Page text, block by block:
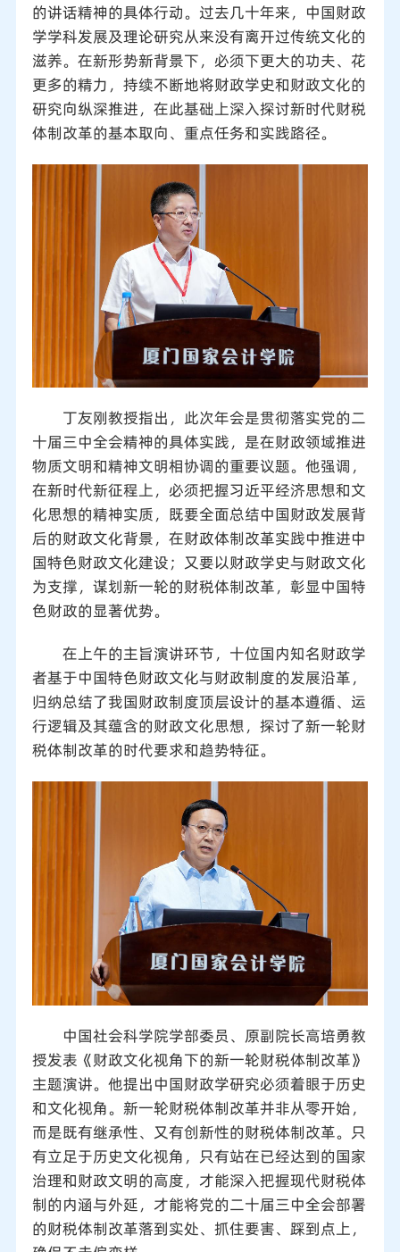
的讲话精神的具体行动。过去几十年来，中国财政
学学科发展及理论研究从来没有离开过传统文化的
滋养。在新形势新背景下，必须下更大的功夫、花
更多的精力，持续不断地将财政学史和财政文化的
研究向纵深推进，在此基础上深入探讨新时代财税
体制改革的基本取向、重点任务和实践路径。
丁友刚教授指出，此次年会是贯彻落实党的二
十届三中全会精神的具体实践，是在财政领域推进
物质文明和精神文明相协调的重要议题。他强调，
在新时代新征程上，必须把握习近平经济思想和文
化思想的精神实质，既要全面总结中国财政发展背
后的财政文化背景，在财政体制改革实践中推进中
国特色财政文化建设；又要以财政学史与财政文化
为支撑，谋划新一轮的财税体制改革，彰显中国特
色财政的显著优势。
在上午的主旨演讲环节，十位国内知名财政学
者基于中国特色财政文化与财政制度的发展沿革，
归纳总结了我国财政制度顶层设计的基本遵循、运
行逻辑及其蕴含的财政文化思想，探讨了新一轮财
税体制改革的时代要求和趋势特征。
中国社会科学院学部委员、原副院长高培勇教
授发表《财政文化视角下的新一轮财税体制改革》
主题演讲。他提出中国财政学研究必须着眼于历史
和文化视角。新一轮财税体制改革并非从零开始，
而是既有继承性、又有创新性的财税体制改革。只
有立足于历史文化视角，只有站在已经达到的国家
治理和财政文明的高度，才能深入把握现代财税体
制的内涵与外延，才能将党的二十届三中全会部署
的财税体制改革落到实处、抓住要害、踩到点上，